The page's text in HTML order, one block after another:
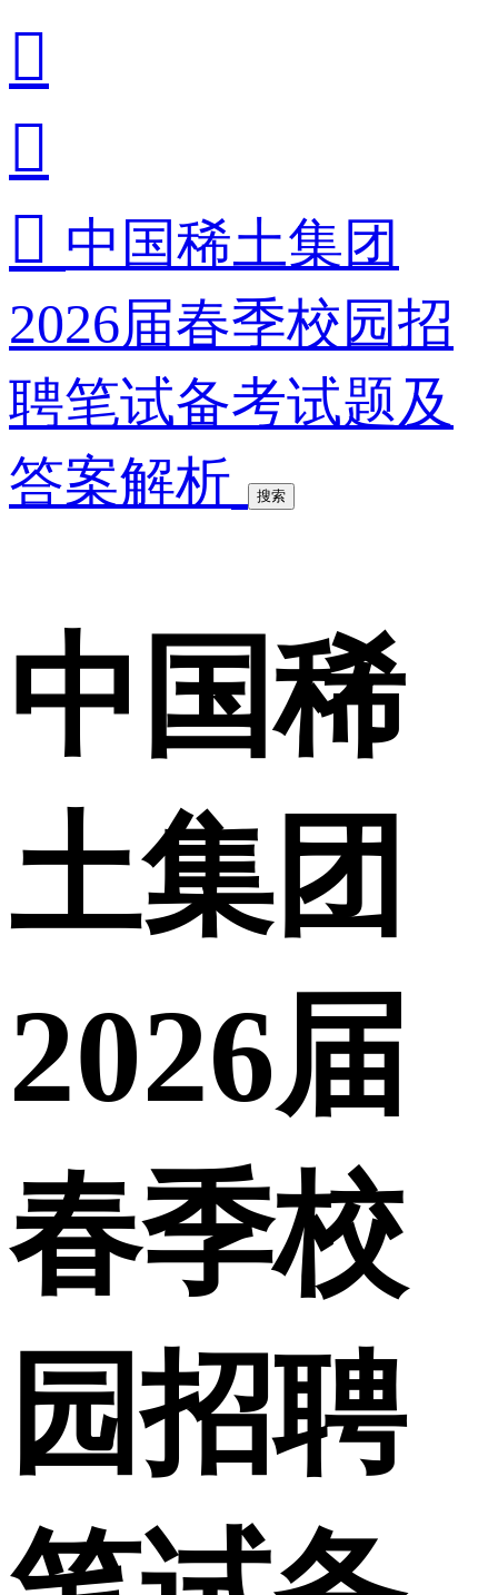


 中国稀土集团
2026届春季校园招
聘笔试备考试题及
答案解析
搜索
中国稀
土集团
2026届
春季校
园招聘